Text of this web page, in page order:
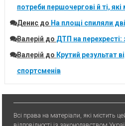
потреби першочергові й ті,
Денисдо На площі спиляли
Валерій до ДТП на перехресті:
Валерій до Крутий результат
спортсменів
Всі права на матеріали, які містить